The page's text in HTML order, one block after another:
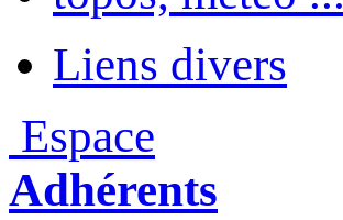
Liens divers
Espace
Adhérents